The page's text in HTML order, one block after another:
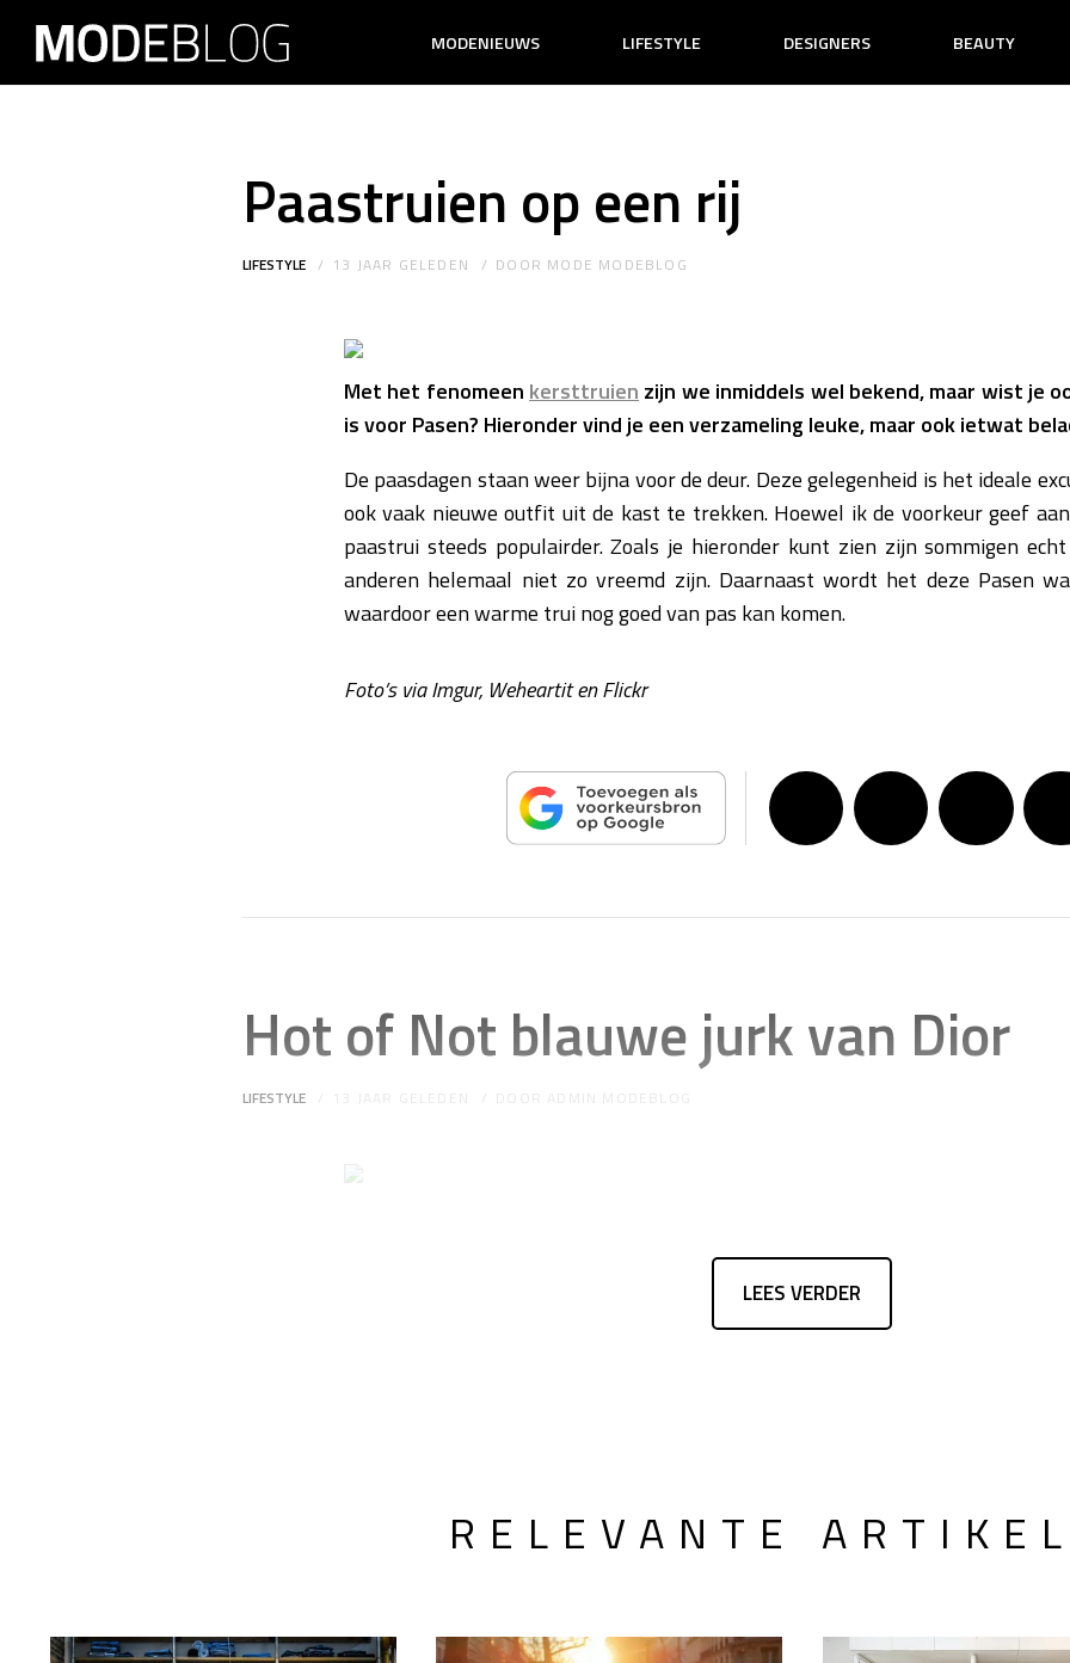
MODENIEUWS LIFESTYLE DESIGNERS BEAUTY
Paastruien op een rij
LIFESTYLE 13 JAAR GELEDEN DOOR MODE MODEBLOG
Met het fenomeen kersttruien zijn we inmiddels wel bekend, maar wist je
is voor Pasen? Hieronder vind je een verzameling leuke, maar ook ietwat
De paasdagen staan weer bijna voor de deur. Deze gelegenheid is het ideale
ook vaak nieuwe outfit uit de kast te trekken. Hoewel ik de voorkeur geef
paastrui steeds populairder. Zoals je hieronder kunt zien zijn sommigen
anderen helemaal niet zo vreemd zijn. Daarnaast wordt het deze Pasen
waardoor een warme trui nog goed van pas kan komen.
Foto’s via Imgur, Weheartit en Flickr
Hot of Not blauwe jurk van Dior
LIFESTYLE 13 JAAR GELEDEN DOOR ADMIN MODEBLOG
LEES VERDER
RELEVANTE